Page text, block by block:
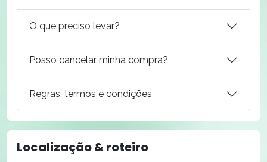
O que preciso levar?
Posso cancelar minha compra?
Regras, termos e condições
Localização & roteiro